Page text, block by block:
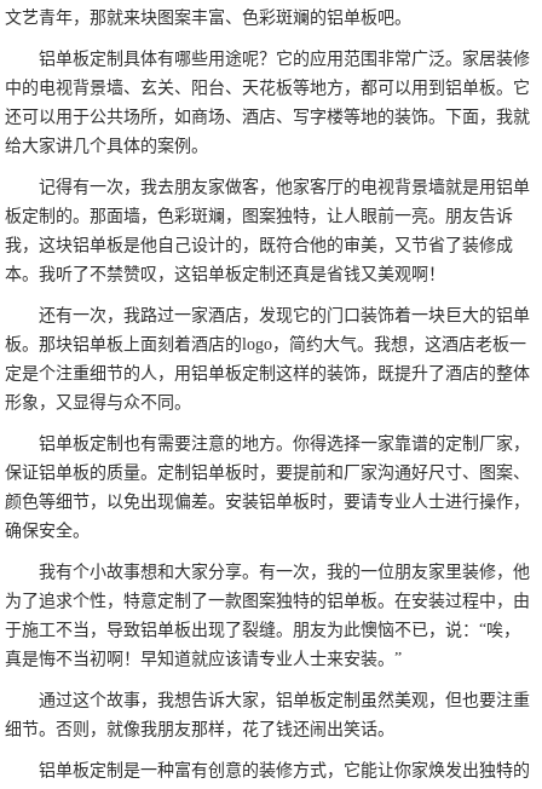
文艺青年，那就来块图案丰富、色彩斑斓的铝单板吧。
铝单板定制具体有哪些用途呢？它的应用范围非常广泛。家居装修
中的电视背景墙、玄关、阳台、天花板等地方，都可以用到铝单板。它
还可以用于公共场所，如商场、酒店、写字楼等地的装饰。下面，我就
给大家讲几个具体的案例。
记得有一次，我去朋友家做客，他家客厅的电视背景墙就是用铝单
板定制的。那面墙，色彩斑斓，图案独特，让人眼前一亮。朋友告诉
我，这块铝单板是他自己设计的，既符合他的审美，又节省了装修成
本。我听了不禁赞叹，这铝单板定制还真是省钱又美观啊！
还有一次，我路过一家酒店，发现它的门口装饰着一块巨大的铝单
板。那块铝单板上面刻着酒店的logo，简约大气。我想，这酒店老板一
定是个注重细节的人，用铝单板定制这样的装饰，既提升了酒店的整体
形象，又显得与众不同。
铝单板定制也有需要注意的地方。你得选择一家靠谱的定制厂家，
保证铝单板的质量。定制铝单板时，要提前和厂家沟通好尺寸、图案、
颜色等细节，以免出现偏差。安装铝单板时，要请专业人士进行操作，
确保安全。
我有个小故事想和大家分享。有一次，我的一位朋友家里装修，他
为了追求个性，特意定制了一款图案独特的铝单板。在安装过程中，由
于施工不当，导致铝单板出现了裂缝。朋友为此懊恼不已，说：“唉，
真是悔不当初啊！早知道就应该请专业人士来安装。”
通过这个故事，我想告诉大家，铝单板定制虽然美观，但也要注重
细节。否则，就像我朋友那样，花了钱还闹出笑话。
铝单板定制是一种富有创意的装修方式，它能让你家焕发出独特的